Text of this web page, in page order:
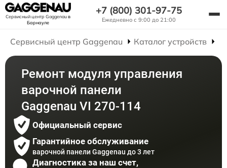
Сервисный центр Gaggenauв
Барнауле
+7 (800) 301-97-75
Ежедневно с 9:00 до 21:00
Сервисный центр Gaggenau Каталог устройств
Ремонт модуля управления
варочной панели
Gaggenau VI 270-114
Официальный сервис
Гарантийное обслуживание
варочной панели Gaggenau до 3 лет
Диагностика за наш счет,